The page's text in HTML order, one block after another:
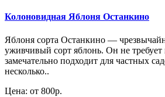
Колоновидная Яблоня Останкино
Яблоня сорта Останкино —
уживчивый сорт яблонь. Он не требует
замечательно подходит для частных
несколько..
Цена: от 800р.